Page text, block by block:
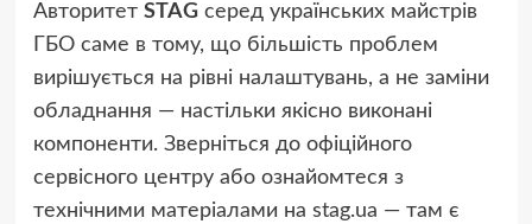
Авторитет STAGсеред українських майстрів
ГБО саме в тому, що більшість проблем
вирішується на рівні налаштувань, а не заміни
обладнання — настільки якісно виконані
компоненти. Зверніться до офіційного
сервісного центру або ознайомтеся з
технічними матеріалами на stag.ua — там є